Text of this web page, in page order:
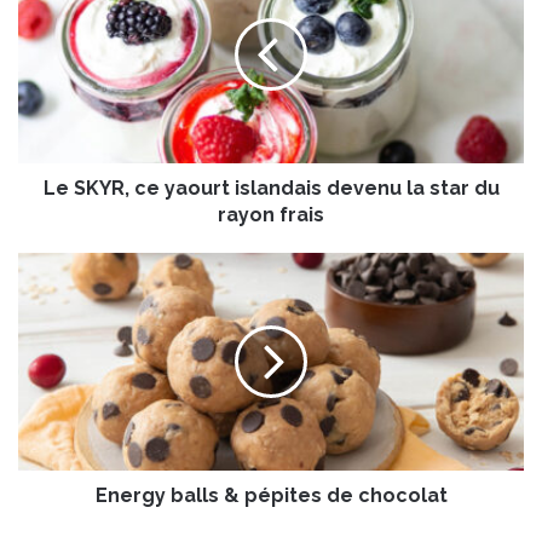
S
K
R
,
u
r
i
n
d
Le SKYR, ce yaourt islandais devenu la star du
rayon frais
E
n
r
g
a
l
Energy balls & pépites de chocolat